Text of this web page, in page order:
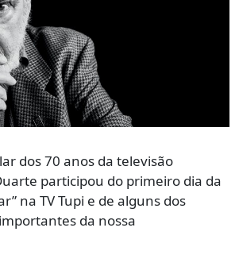
dos 70 anos da televisão
participou do primeiro dia da
na TV Tupi e de alguns dos
da nossa